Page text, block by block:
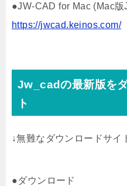
●JW-CAD for Mac (Mac
https://jwcad.keinos.com/
Jw_cadの最新版を
ト
↓無難なダウンロードサイ
●ダウンロード